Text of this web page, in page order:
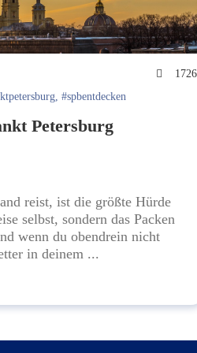
1726
, #spbentdecken
Petersburg
reist, ist die größte Hürde
selbst, sondern das Packen
wenn du obendrein nicht
in deinem ...